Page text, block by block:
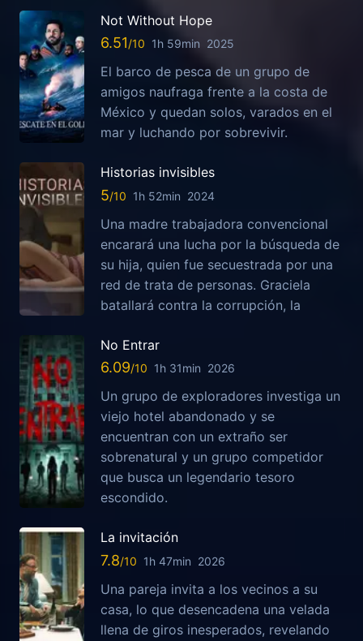
Not Without Hope
6.51 1h 59min 2025
El barco de pesca de un grupo de
amigos naufraga frente a la costa de
México y quedan solos, varados en el
mar y luchando por sobrevivir.
Historias invisibles
5 1h 52min 2024
Una madre trabajadora convencional
encarará una lucha por la búsqueda de
su hija, quien fue secuestrada por una
red de trata de personas. Graciela
batallará contra la corrupción, la
No Entrar
6.09 1h 31min 2026
Un grupo de exploradores investiga un
viejo hotel abandonado y se
encuentran con un extraño ser
sobrenatural y un grupo competidor
que busca un legendario tesoro
escondido.
La invitación
7.8 1h 47min 2026
Una pareja invita a los vecinos a su
casa, lo que desencadena una velada
llena de giros inesperados, revelando